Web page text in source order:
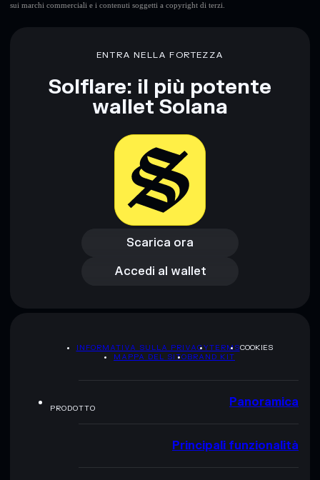
sui marchi commerciali e i contenuti soggetti a copyright di terzi.
ENTRA NELLA FORTEZZA
Solflare: il più potente
wallet Solana
Scarica ora
Scarica ora
Accedi al wallet
Accedi al wallet
INFORMATIVA SULLA PRIVACYTERMSCOOKIES
MAPPA DEL SITOBRAND KIT
PRODOTTO Panoramica
Principali funzionalità